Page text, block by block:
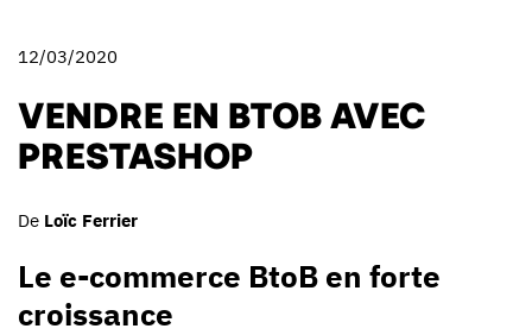
12/03/2020
VENDRE EN BTOB AVEC
PRESTASHOP
De Loïc Ferrier
Le e-commerce BtoB en forte
croissance